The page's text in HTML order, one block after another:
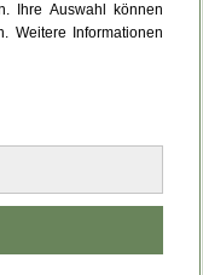
Ihre Auswahl können
Weitere Informationen
aufgetreten.
neu.